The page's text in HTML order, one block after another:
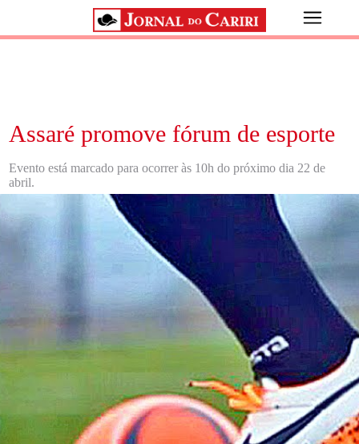
Assaré promove fórum de esporte
Evento está marcado para ocorrer às 10h do próximo dia 22 de
abril.